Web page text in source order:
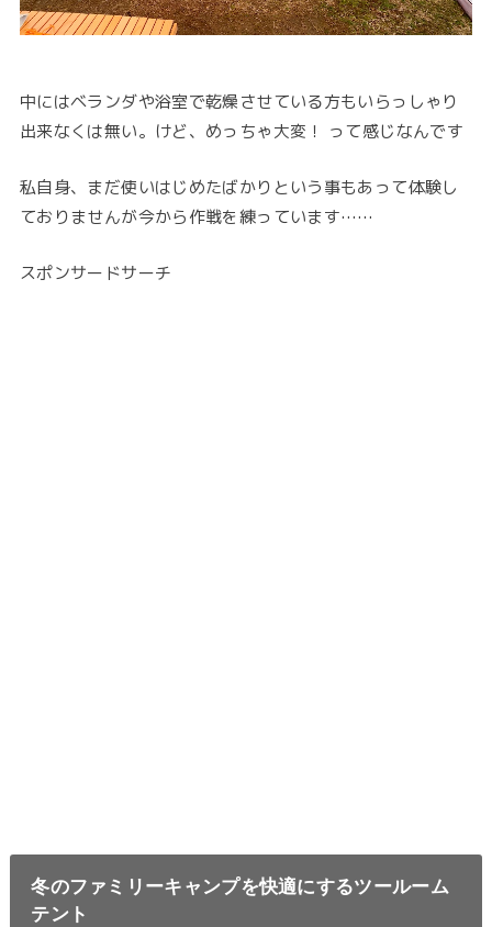
中にはベランダや浴室で乾燥させている方もいらっしゃり
出来なくは無い。けど、めっちゃ大変！ って感じなんです
私自身、まだ使いはじめたばかりという事もあって体験し
ておりませんが今から作戦を練っています……
スポンサードサーチ
冬のファミリーキャンプを快適にするツールーム
テント